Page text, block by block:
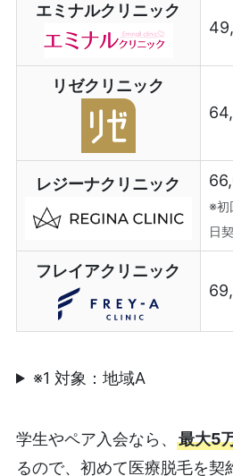
エミナルクリニック
リゼクリニック
レジーナクリニック
※初
日
フレイアクリニック
※1 対象：地域A
学生やペア入会なら、 最大5
るので、初めて医療脱毛を契